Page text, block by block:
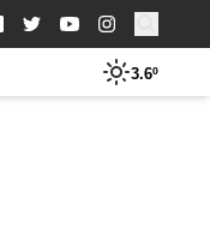
Buscar:
3.6º